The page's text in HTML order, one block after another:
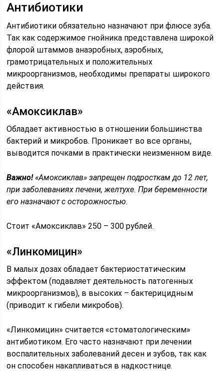
Антибиотики
Антибиотики обязательно назначают при флюсе зуба.
Так как содержимое гнойника представлена широкой
флорой штаммов анаэробных, аэробных,
грамотрицательных и положительных
микроорганизмов, необходимы препараты широкого
действия.
«Амоксиклав»
Обладает активностью в отношении большинства
бактерий и микробов. Проникает во все органы,
выводится почками в практически неизменном виде.
Важно!«Амоксиклав» запрещен подросткам до 12 лет,
при заболеваниях печени, желтухе. При беременности
его назначают с осторожностью.
Стоит «Амоксиклав» 250 – 300 рублей.
«Линкомицин»
В малых дозах обладает бактериостатическим
эффектом (подавляет деятельность патогенных
микроорганизмов), в высоких – бактерицидным
(приводит к гибели микробов).
«Линкомицин» считается «стоматологическим»
антибиотиком. Его часто назначают при лечении
воспалительных заболеваний десен и зубов, так как
он способен накапливаться в надкостнице.